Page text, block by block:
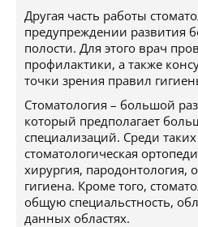
Другая часть работы
предупреждении развития
полости. Для этого врач
профилактики, а также
точки зрения правил
Стоматология – большой
который предполагает
специализаций. Среди
стоматологическая
хирургия, пародонтология,
гигиена. Кроме того,
общую специальстность,
данных областях.